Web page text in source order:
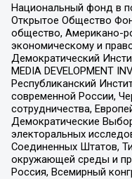
Национальный фонд в
Открытое Общество
общество, Американо-
экономическому и
Демократический
MEDIA DEVELOPMENT
Республиканский
современной России,
сотрудничества,
Демократические
электоральных
Соединенных Штатов,
окружающей среды и
Россия, Всемирный